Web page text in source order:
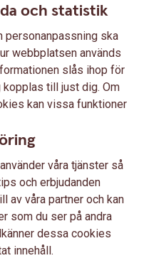
och statistik
personanpassning ska
webbplatsen används
slås ihop för
kopplas till just dig. Om
kan vissa funktioner
våra tjänster så
och erbjudanden
av våra partner och kan
som du ser på andra
dessa cookies
innehåll.